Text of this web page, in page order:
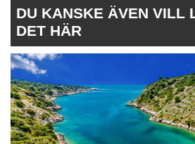
DU KANSKE ÄVEN VILL
DET HÄR